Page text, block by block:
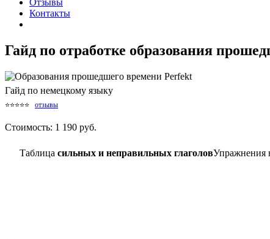
Отзывы
Контакты
Гайд по отработке образования
Гайд по немецкому языку
⭐⭐⭐⭐⭐ отзывы
Стоимость: 1 190 руб.
Таблица сильных и неправильных глаголовУпражнения